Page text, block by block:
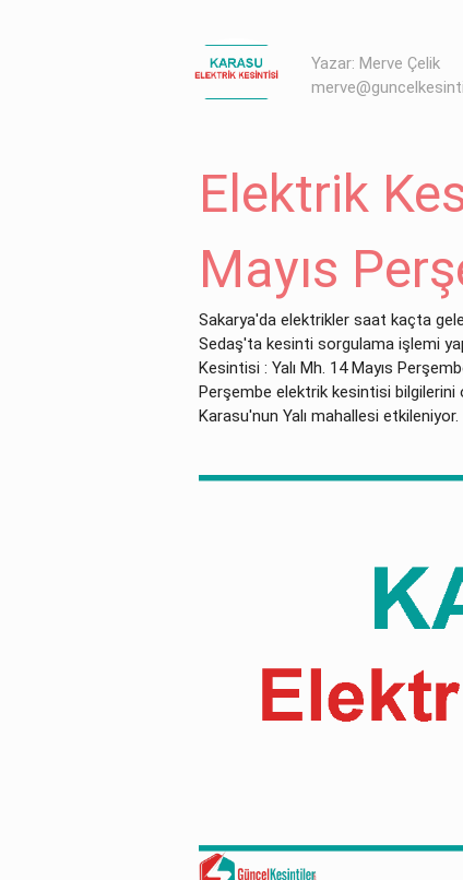
Yazar: Merve Çelik
Elektrik
Mayıs
Sakarya'da elektrikler saat kaçta
Sedaş'ta kesinti sorgulama işlemi
Kesintisi : Yalı Mh. 14 Mayıs
Perşembe elektrik kesintisi bilgilerini
Karasu'nun Yalı mahallesi etkileniyor.